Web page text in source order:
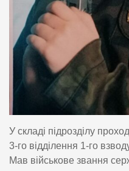
У складі підрозділу
3-го відділення 1-го
Мав військове звання